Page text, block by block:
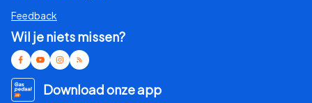
Feedback
Wil je niets missen?
Download onze app